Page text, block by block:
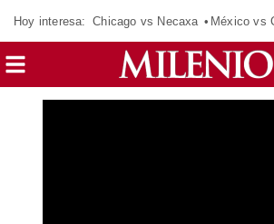
Hoy interesa: Chicago vs Necaxa México vs